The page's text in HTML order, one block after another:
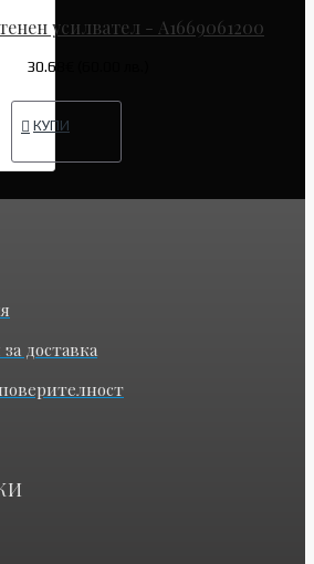
усилвател - A1669061200
30.68€ (60.00 лв.)
КУПИ
доставка